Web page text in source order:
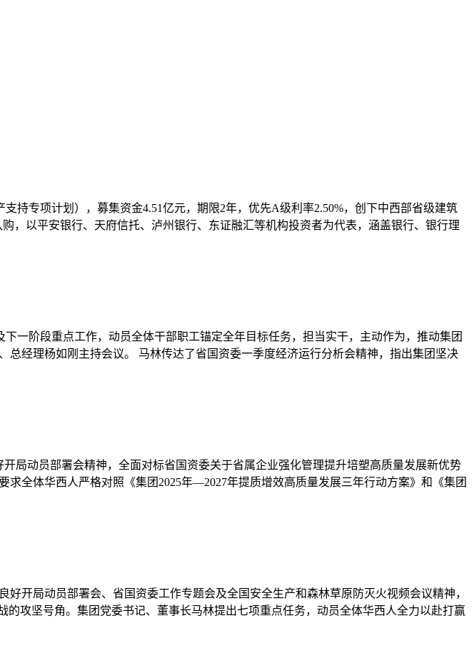
持专项计划），募集资金4.51亿元，期限2年，优先A级利率2.50%，创下中西部省级建筑
，以平安银行、天府信托、泸州银行、东证融汇等机构投资者为代表，涵盖银行、银行理
一阶段重点工作，动员全体干部职工锚定全年目标任务，担当实干，主动作为，推动集团
经理杨如刚主持会议。 马林传达了省国资委一季度经济运行分析会精神，指出集团坚决
局动员部署会精神，全面对标省国资委关于省属企业强化管理提升培塑高质量发展新优势
全体华西人严格对照《集团2025年—2027年提质增效高质量发展三年行动方案》和《集团
开局动员部署会、省国资委工作专题会及全国安全生产和森林草原防灭火视频会议精神，
攻坚号角。集团党委书记、董事长马林提出七项重点任务，动员全体华西人全力以赴打赢